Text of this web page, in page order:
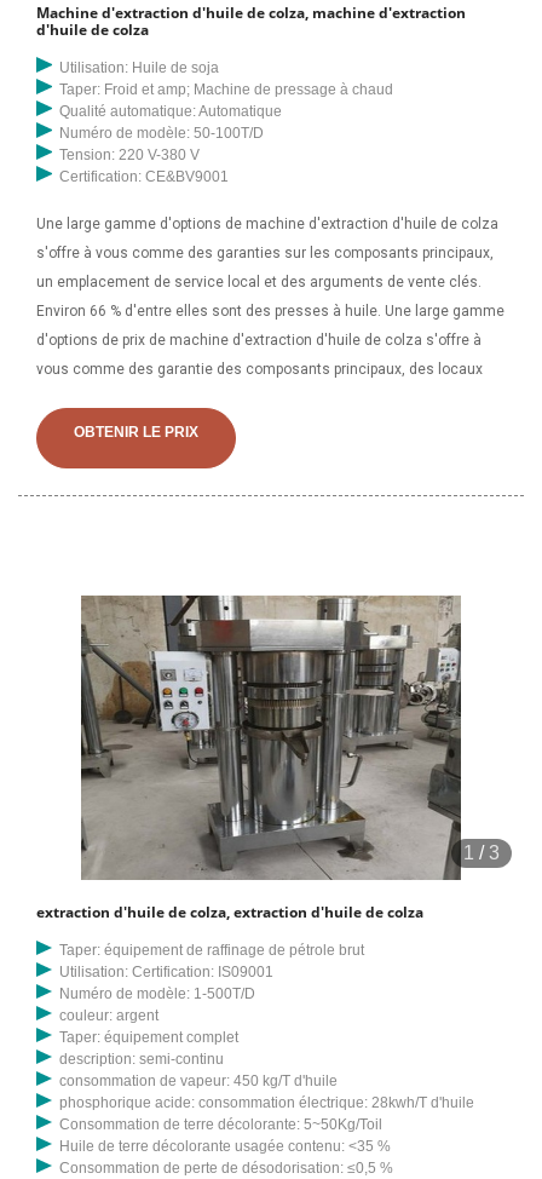
Machine d'extraction d'huile de colza, machine d'extraction
d'huile de colza
Utilisation: Huile de soja
Taper: Froid et amp; Machine de pressage à chaud
Qualité automatique: Automatique
Numéro de modèle: 50-100T/D
Tension: 220 V-380 V
Certification: CE&BV9001
Une large gamme d'options de machine d'extraction d'huile de colza
s'offre à vous comme des garanties sur les composants principaux,
un emplacement de service local et des arguments de vente clés.
Environ 66 % d'entre elles sont des presses à huile. Une large gamme
d'options de prix de machine d'extraction d'huile de colza s'offre à
vous comme des garantie des composants principaux, des locaux
OBTENIR LE PRIX
1 /3
extraction d'huile de colza, extraction d'huile de colza
Taper: équipement de raffinage de pétrole brut
Utilisation: Certification: IS09001
Numéro de modèle: 1-500T/D
couleur: argent
Taper: équipement complet
description: semi-continu
consommation de vapeur: 450 kg/T d'huile
phosphorique acide: consommation électrique: 28kwh/T d'huile
Consommation de terre décolorante: 5~50Kg/Toil
Huile de terre décolorante usagée contenu: <35 %
Consommation de perte de désodorisation: ≤0,5 %